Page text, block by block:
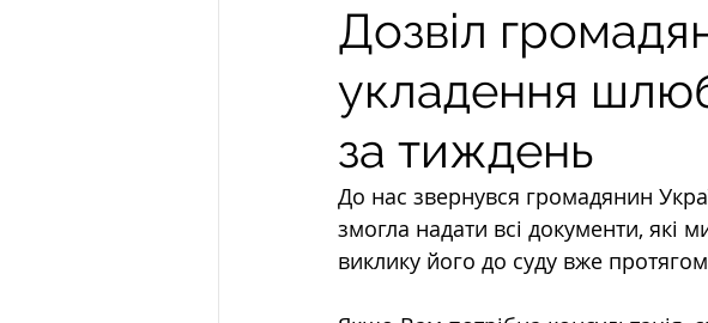
Дозвіл
укладення
за тиждень
До нас звернувся громадянин
змогла надати всі документи, які
виклику його до суду вже